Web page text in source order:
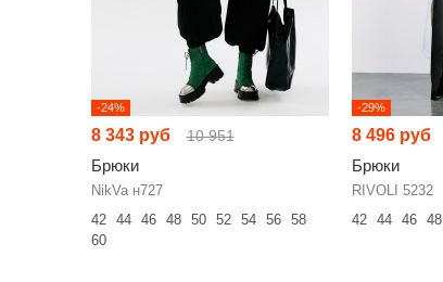
-24%
8 343 руб 10 951
Брюки
NikVa н727
42
44 46 48 50 52 54 56
58
60
-29%
8 496 руб
Брюки
RIVOLI 5232
42
44 46 48